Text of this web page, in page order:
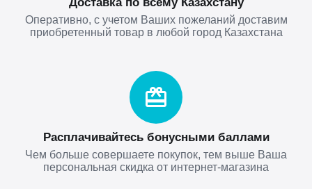
Оперативно, с учетом Ваших пожеланий доставим
приобретенный товар в любой город Казахстана
Расплачивайтесь бонусными баллами
Чем больше совершаете покупок, тем выше Ваша
персональная скидка от интернет-магазина